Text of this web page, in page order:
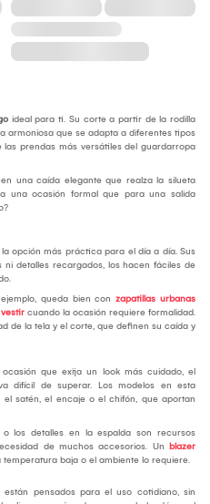
ideal para ti. Su corte a partir de la rodilla
armoniosa que se adapta a diferentes tipos
prendas más versátiles del guardarropa
una caída elegante que realza la silueta
una ocasión formal que para una salida
opción más práctica para el día a día. Sus
ni detalles recargados, los hacen fáciles de
queda bien con zapatillas urbanas
cuando la ocasión requiere formalidad.
de la tela y el corte, que definen su caída y
que exija un look más cuidado, el
difícil de superar. Los modelos en esta
satén, el encaje o el chifón, que aportan
los detalles en la espalda son recursos
de muchos accesorios. Un blazer
baja o el ambiente lo requiere.
están pensados para el uso cotidiano, sin